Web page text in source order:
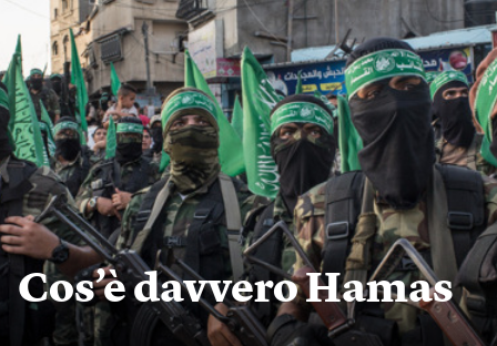
Cos’è davvero Hamas